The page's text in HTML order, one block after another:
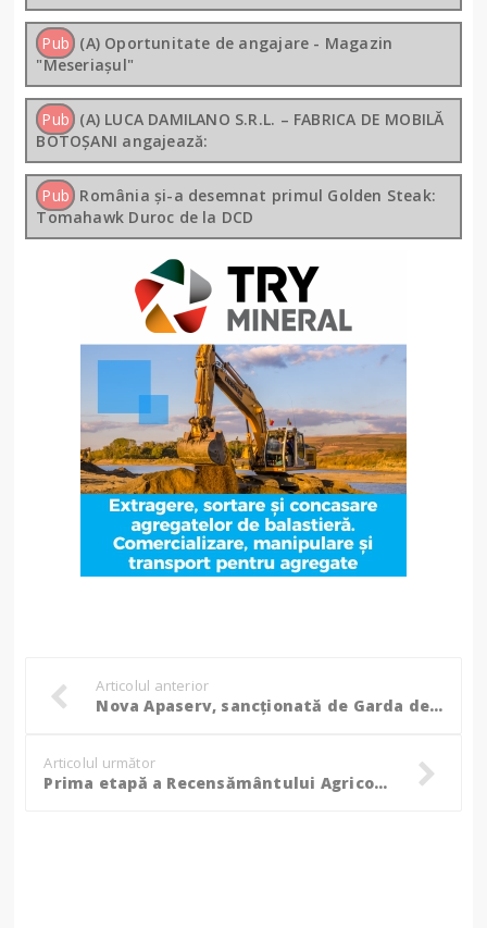
Pub (A) Oportunitate de angajare - Magazin
"Meseriașul"
Pub (A) LUCA DAMILANO S.R.L. – FABRICA DE MOBILĂ
BOTOȘANI angajează:
Pub România și-a desemnat primul Golden Steak:
Tomahawk Duroc de la DCD
Articolul anterior
Nova Apaserv, sancționată de Garda de Mediu din cauza tărăgănării intervențiilor
Articolul următor
Prima etapă a Recensământului Agricol s-a finalizat